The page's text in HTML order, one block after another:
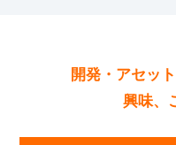
開発・アセッ
興味、